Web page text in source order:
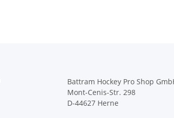
Battram Hockey Pro Shop
Mont-Cenis-Str. 298
D-44627 Herne